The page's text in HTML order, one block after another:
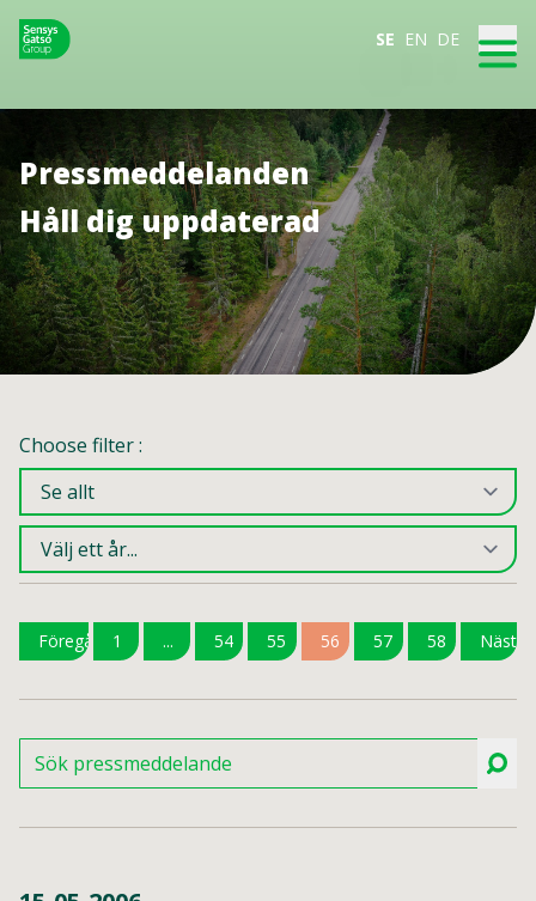
SE EN DE
Pressmeddelanden
Håll dig uppdaterad
Choose filter :
Föregående
1 ... 54 55 56 57 58 Nästa